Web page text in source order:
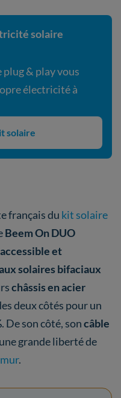
solaire
& play vous
électricité à
solaire
français du kit solaire
Beem On DUO
et
solaires bifaciaux
châssis en acier
deux côtés pour un
. De son côté, soncâble
grande liberté de
.